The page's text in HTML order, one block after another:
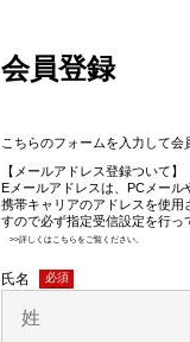
会員登録
こちらのフォームを入力して会
【メールアドレス登録ついて】
Eメールアドレスは、PCメール
携帯キャリアのアドレスを使用
すので必ず指定受信設定を行っ
>>詳しくはこちらをご覧ください。
氏名
(必須)